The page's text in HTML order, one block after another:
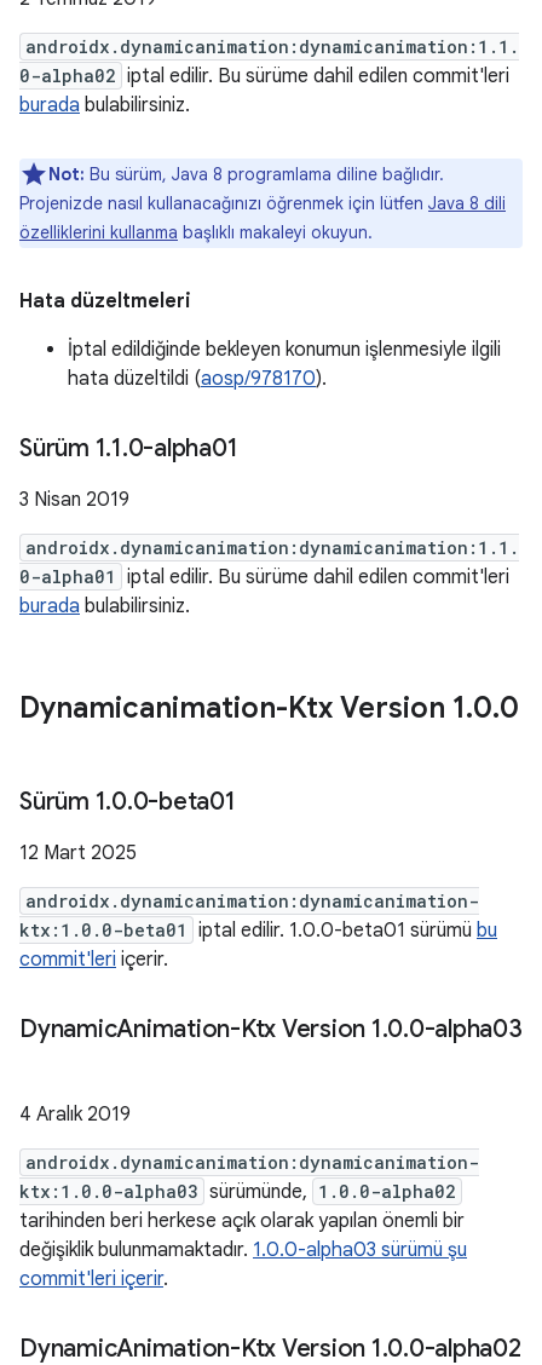
androidx.dynamicanimation:dynamicanimation:1.1.
0-alpha02 iptal edilir. Bu sürüme dahil edilen commit'leri
burada bulabilirsiniz.
Not: Bu sürüm, Java 8 programlama diline bağlıdır.
Projenizde nasıl kullanacağınızı öğrenmek için lütfen Java 8 dili
özelliklerini kullanma başlıklı makaleyi okuyun.
Hata düzeltmeleri
İptal edildiğinde bekleyen konumun işlenmesiyle ilgili
hata düzeltildi (aosp/978170).
Sürüm 1.1.0-alpha01
3 Nisan 2019
androidx.dynamicanimation:dynamicanimation:1.1.
0-alpha01
iptal edilir. Bu sürüme dahil edilen commit'leri
burada bulabilirsiniz.
Dynamicanimation-Ktx Version 1.0.0
Sürüm 1.0.0-beta01
12 Mart 2025
androidx.dynamicanimation:dynamicanimation-
ktx:1.0.0-beta01
iptal edilir. 1.0.0-beta01 sürümü bu
commit'leri içerir.
DynamicAnimation-Ktx Version 1.0.0-alpha03
4 Aralık 2019
androidx.dynamicanimation:dynamicanimation-
ktx:1.0.0-alpha03 sürümünde, 1.0.0-alpha02
tarihinden beri herkese açık olarak yapılan önemli bir
değişiklik bulunmamaktadır. 1.0.0-alpha03 sürümü şu
commit'leri içerir.
DynamicAnimation-Ktx Version 1.0.0-alpha02